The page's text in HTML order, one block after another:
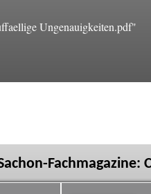
Ungenauigkeiten.pdf"
Fachmagazine: